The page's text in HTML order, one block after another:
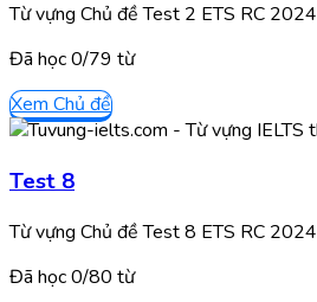
Từ vựng Chủ đề Test 2 ETS RC 2024
Đã học0/79 từ
Xem Chủ đề
Test 8
Từ vựng Chủ đề Test 8 ETS RC 2024
Đã học0/80 từ